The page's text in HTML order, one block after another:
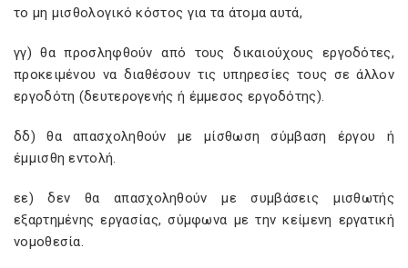
το μη μισθολογικό κόστος για τα άτομα αυτά,
γγ) θα προσληφθούν από τους δικαιούχους εργοδότες,
προκειμένου να διαθέσουν τις υπηρεσίες τους σε άλλον
εργοδότη (δευτερογενής ή έμμεσος εργοδότης).
δδ) θα απασχοληθούν με μίσθωση σύμβαση έργου ή
έμμισθη εντολή.
εε) δεν θα απασχοληθούν με συμβάσεις μισθωτής
εξαρτημένης εργασίας, σύμφωνα με την κείμενη εργατική
νομοθεσία.